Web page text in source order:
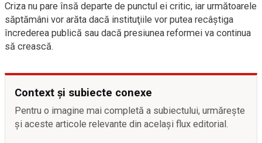
Criza nu pare însă departe de punctul ei critic, iar următoarele
săptămâni vor arăta dacă instituţiile vor putea recâştiga
încrederea publică sau dacă presiunea reformei va continua
să crească.
Context și subiecte conexe
Pentru o imagine mai completă a subiectului, urmărește
și aceste articole relevante din același flux editorial.